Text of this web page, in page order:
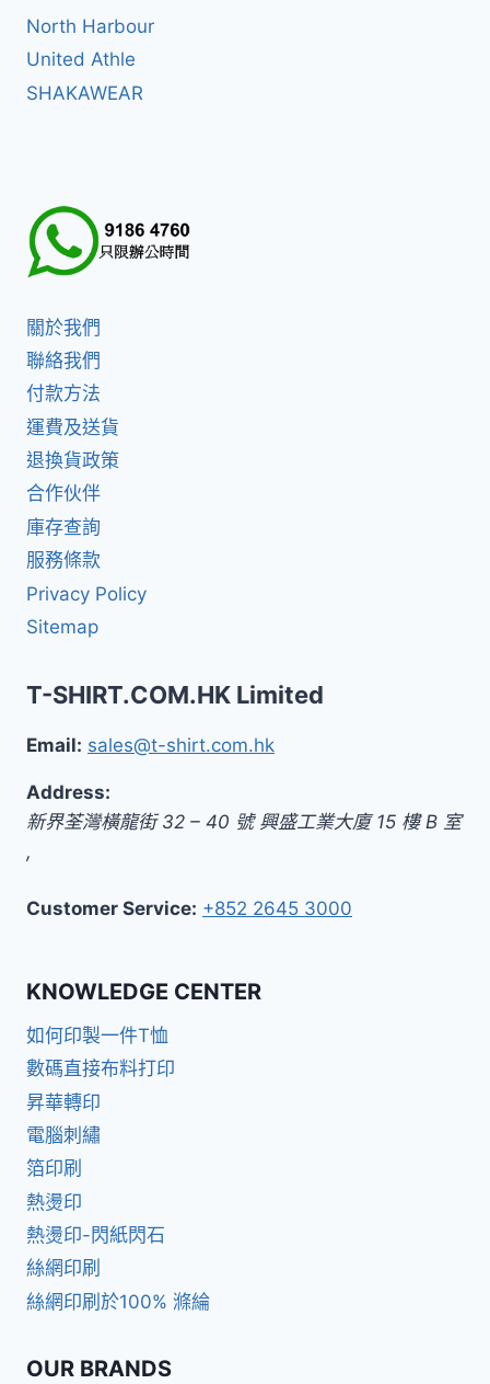
North Harbour
United Athle
SHAKAWEAR
關於我們
聯絡我們
付款方法
運費及送貨
退換貨政策
合作伙伴
庫存查詢
服務條款
Privacy Policy
Sitemap
T-SHIRT.COM.HK Limited
Email: sales@t-shirt.com.hk
Address:
新界荃灣橫龍街 32 – 40 號 興盛工業大廈 15 樓 B 室
,
Customer Service: +852 2645 3000
KNOWLEDGE CENTER
如何印製一件T恤
數碼直接布料打印
昇華轉印
電腦刺繡
箔印刷
熱燙印
熱燙印-閃紙閃石
絲網印刷
絲網印刷於100% 滌綸
OUR BRANDS